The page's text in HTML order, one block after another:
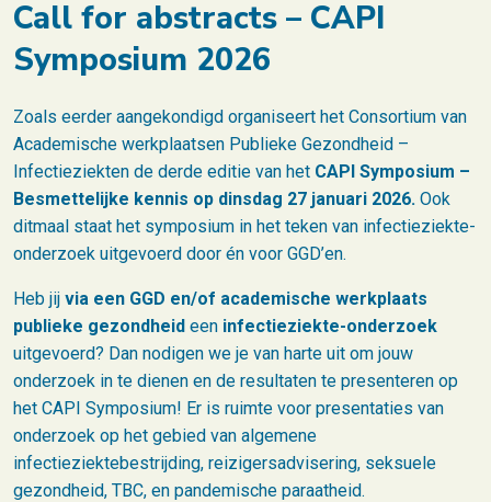
Call for abstracts – CAPI
Symposium 2026
Zoals eerder aangekondigd organiseert het Consortium van
Academische werkplaatsen Publieke Gezondheid –
Infectieziekten de derde editie van het CAPI Symposium –
Besmettelijke kennis op dinsdag 27 januari 2026. Ook
ditmaal staat het symposium in het teken van infectieziekte-
onderzoek uitgevoerd door én voor GGD’en.
Heb jij via een GGD en/of academische werkplaats
publieke gezondheid een infectieziekte-onderzoek
uitgevoerd? Dan nodigen we je van harte uit om jouw
onderzoek in te dienen en de resultaten te presenteren op
het CAPI Symposium! Er is ruimte voor presentaties van
onderzoek op het gebied van algemene
infectieziektebestrijding, reizigersadvisering, seksuele
gezondheid, TBC, en pandemische paraatheid.